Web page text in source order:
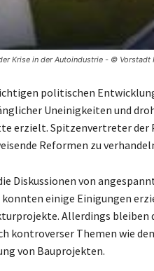
Krise in der Autoindustrie - © Vorstadt
politischen
Uneinigkeiten und
erzielt. Spitzenvertreter der
Reformen zu
Diskussionen von
einige Einigungen
Allerdings bleiben
kontroverser Themen wie
von Bauprojekten.